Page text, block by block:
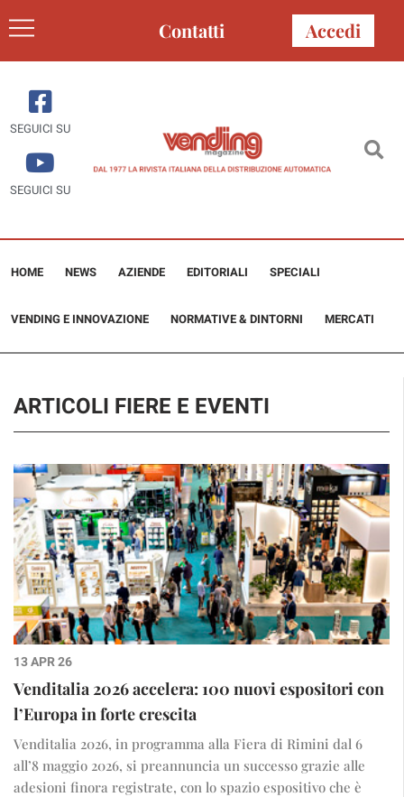
Contatti Accedi
SEGUICI SU
SEGUICI SU
HOME NEWS AZIENDE EDITORIALI SPECIALI
VENDING E INNOVAZIONE NORMATIVE & DINTORNI MERCATI
ARTICOLI FIERE E EVENTI
13 APR 26
Venditalia 2026 accelera: 100 nuovi espositori con
l’Europa in forte crescita
Venditalia 2026, in programma alla Fiera di Rimini dal 6
all’8 maggio 2026, si preannuncia un successo grazie alle
adesioni finora registrate, con lo spazio espositivo che è